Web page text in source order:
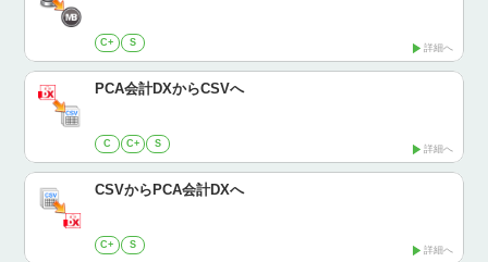
C+ S 詳細へ
PCA会計DXからCSVへ
C C+ S 詳細へ
CSVからPCA会計DXへ
C+ S 詳細へ